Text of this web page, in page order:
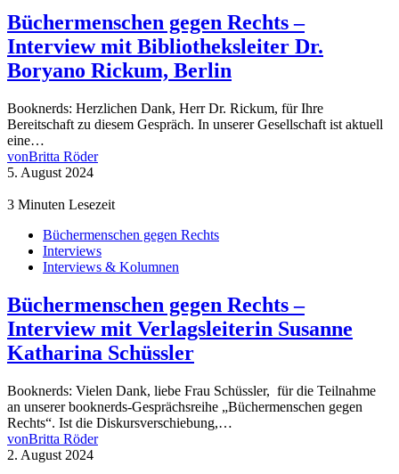
Büchermenschen gegen Rechts –
Interview mit Bibliotheksleiter Dr.
Boryano Rickum, Berlin
Booknerds: Herzlichen Dank, Herr Dr. Rickum, für Ihre
Bereitschaft zu diesem Gespräch. In unserer Gesellschaft ist aktuell
eine…
vonBritta Röder
5. August 2024
3 Minuten Lesezeit
Büchermenschen gegen Rechts
Interviews
Interviews & Kolumnen
Büchermenschen gegen Rechts –
Interview mit Verlagsleiterin Susanne
Katharina Schüssler
Booknerds: Vielen Dank, liebe Frau Schüssler, für die Teilnahme
an unserer booknerds-Gesprächsreihe „Büchermenschen gegen
Rechts“. Ist die Diskursverschiebung,…
vonBritta Röder
2. August 2024